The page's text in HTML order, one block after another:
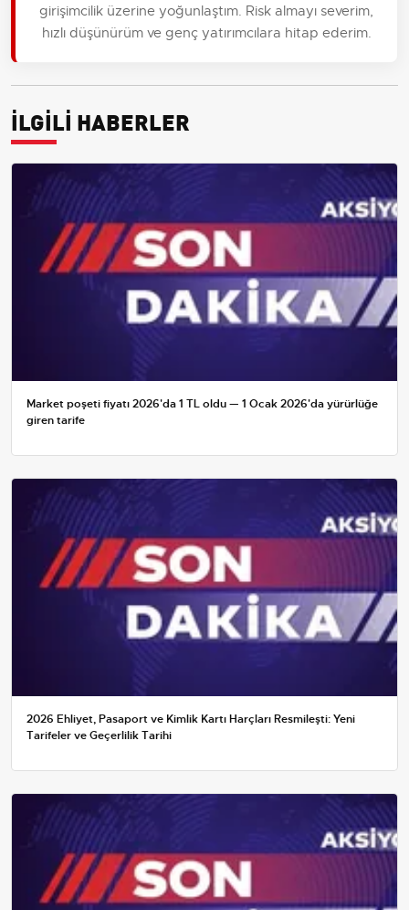
girişimcilik üzerine yoğunlaştım. Risk almayı severim,
hızlı düşünürüm ve genç yatırımcılara hitap ederim.
İLGİLİ HABERLER
Market poşeti fiyatı 2026'da 1 TL oldu — 1 Ocak 2026'da yürürlüğe
giren tarife
2026 Ehliyet, Pasaport ve Kimlik Kartı Harçları Resmileşti: Yeni
Tarifeler ve Geçerlilik Tarihi